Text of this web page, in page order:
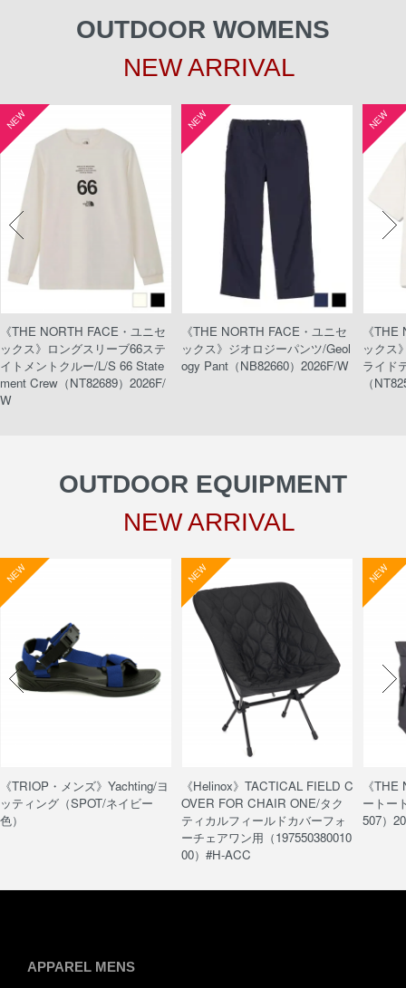
OUTDOOR WOMENS
NEW ARRIVAL
NEW
《THE NORTH FACE・ユニセ
ックス》ロングスリーブ66ステ
イトメントクルー/L/S 66 State
ment Crew（NT82689）2026F/
W
NEW
《THE NORTH FACE・ユニセ
ックス》ジオロジーパンツ/Geol
ogy Pant（NB82660）2026F/W
NEW
《
ックス
ライド
（
OUTDOOR EQUIPMENT
NEW ARRIVAL
NEW
《TRIOP・メンズ》Yachting/ヨ
ッティング（SPOT/ネイビー
色）
NEW
《Helinox》TACTICAL FIELD C
OVER FOR CHAIR ONE/タク
ティカルフィールドカバーフォ
ーチェアワン用（197550380010
00）#H-ACC
NEW
《
ートー
507）
APPAREL MENS